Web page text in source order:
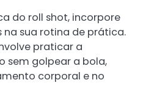
do roll shot, incorpore
na sua rotina de prática.
praticar a
sem golpear a bola,
corporal e no